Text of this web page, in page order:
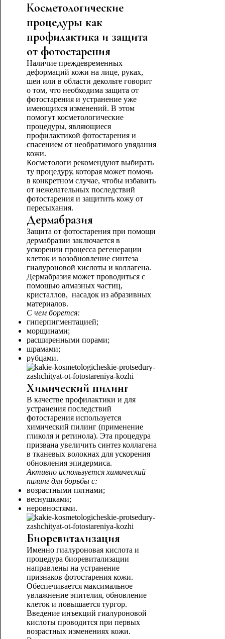
Косметологические
процедуры как
профилактика и защита
от фотостарения
Наличие преждевременных
деформаций кожи на лице, руках,
шеи или в области декольте говорит
о том, что необходима защита от
фотостарения и устранение уже
имеющихся изменений. В этом
помогут косметологические
процедуры, являющиеся
профилактикой фотостарения и
спасением от необратимого увядания
кожи.
Косметологи рекомендуют выбирать
ту процедуру, которая может помочь
в конкретном случае, чтобы избавить
от нежелательных последствий
фотостарения и защитить кожу от
пересыхания.
Дермабразия
Защита от фотостарения при помощи
дермабразии заключается в
ускорении процесса регенерации
клеток и возобновление синтеза
гиалуроновой кислоты и коллагена.
Дермабразия может проводиться с
помощью алмазных частиц,
кристаллов, насадок из абразивных
материалов.
С чем борется:
гиперпигментацией;
морщинами;
расширенными порами;
шрамами;
рубцами.
Химический пилинг
В качестве профилактики и для
устранения последствий
фотостарения используется
химический пилинг (применение
гликоля и ретинола). Эта процедура
призвана увеличить синтез коллагена
в тканевых волокнах для ускорения
обновления эпидермиса.
Активно используется химический
пилинг для борьбы с:
возрастными пятнами;
веснушками;
неровностями.
Биоревитализация
Именно гиалуроновая кислота и
процедура биоревитализации
направлены на устранение
признаков фотостарения кожи.
Обеспечивается максимальное
увлажнение эпителия, обновление
клеток и повышается тургор.
Введение инъекций гиалуроновой
кислоты проводится при первых
возрастных изменениях кожи.